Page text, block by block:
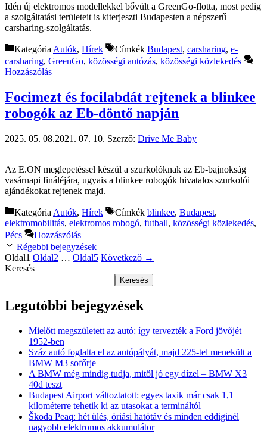
Idén új elektromos modellekkel bővült a GreenGo-flotta, most pedig
a szolgáltatási területeit is kiterjeszti Budapesten a népszerű
carsharing-szolgáltatás.
Kategória Autók, Hírek Címkék Budapest, carsharing, e-
carsharing, GreenGo, közösségi autózás, közösségi közlekedés
Hozzászólás
Focimezt és focilabdát rejtenek a blinkee
robogók az Eb-döntő napján
2025. 05. 08.2021. 07. 10. Szerző: Drive Me Baby
Az E.ON meglepetéssel készül a szurkolóknak az Eb-bajnokság
vasárnapi fináléjára, ugyais a blinkee robogók hivatalos szurkolói
ajándékokat rejtenek majd.
Kategória Autók, Hírek Címkék blinkee, Budapest,
elektromobilitás, elektromos robogó, futball, közösségi közlekedés,
Pécs
Hozzászólás
Régebbi bejegyzések
Oldal1 Oldal2 … Oldal5 Következő →
Keresés
Keresés
Legutóbbi bejegyzések
Mielőtt megszületett az autó: így tervezték a Ford jövőjét
1952-ben
Száz autó foglalta el az autópályát, majd 225-tel menekült a
BMW M3 sofőrje
A BMW még mindig tudja, mitől jó egy dízel – BMW X3
40d teszt
Budapest Airport változtatott: egyes taxik már csak 1,1
kilométerre tehetik ki az utasokat a termináltól
Škoda Peaq: hét ülés, óriási hatótáv és minden eddiginél
nagyobb elektromos akkumulátor